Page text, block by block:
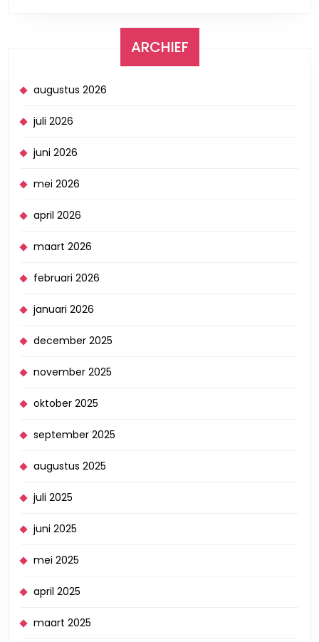
ARCHIEF
augustus 2026
juli 2026
juni 2026
mei 2026
april 2026
maart 2026
februari 2026
januari 2026
december 2025
november 2025
oktober 2025
september 2025
augustus 2025
juli 2025
juni 2025
mei 2025
april 2025
maart 2025